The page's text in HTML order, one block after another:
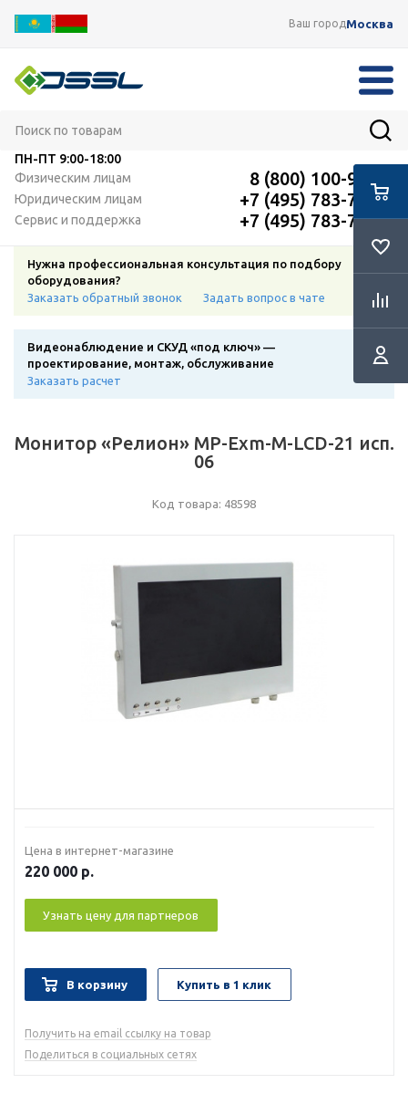
Ваш городМосква
ПН-ПТ 9:00-18:00
Физическим лицам
8 (800) 100-91-12
Юридическим лицам +7 (495) 783-72-87
Сервис и поддержка +7 (495) 783-72-87
Нужна профессиональная консультация по подбору
оборудования?
Заказать обратный звонок
Задать вопрос в чате
Видеонаблюдение и СКУД «под ключ» —
проектирование, монтаж, обслуживание
Заказать расчет
Монитор «Релион» МР-Exm-М-LCD-21 исп.
06
Код товара: 48598
Цена в интернет-магазине
220 000 р.
Узнать цену для партнеров
В корзину Купить в 1 клик
Получить на email ссылку на товар
Поделиться в социальных сетях